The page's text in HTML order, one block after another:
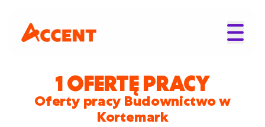
1 OFERTĘ PRACY
Oferty pracy Budownictwo w
Kortemark